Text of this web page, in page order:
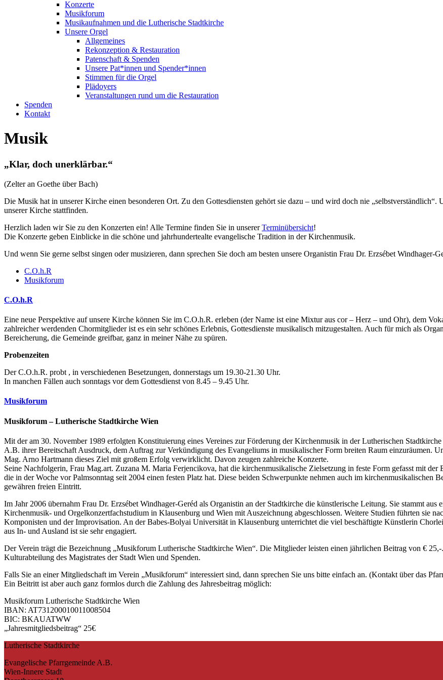
Konzerte
Musikforum
Musikaufnahmen und die Lutherische Stadtkirche
Unsere Orgel
Allgemeines
Rekonzeption & Restauration
Patenschaft & Spenden
Unsere Pat*innen und Spender*innen
Stimmen für die Orgel
Plädoyers
Veranstaltungen rund um die Restauration
Spenden
Kontakt
Musik
„Klar, doch unerklärbar.“
(Zelter an Goethe über Bach)
Die Musik hat in unserer Kirche einen besonderen Ort. Zu den Gottesdiensten gehört sie dazu – und wird doch nie
unserer Kirche stattfinden.
Herzlich laden wir Sie zu den Konzerten ein! Alle Termine finden Sie in unsererTerminübersicht!
Die Konzerte geben Einblicke in die schöne und jahrhundertealte evangelische Tradition in der Kirchenmusik.
Und wenn Sie gerne selbst singen oder musizieren, dann sprechen Sie doch am besten unsere Organistin Frau Dr. Erzsébet Windhager-
C.O.h.R
Musikforum
C.O.h.R
Eine neue Perspektive auf unsere Kirche können Sie im C.O.h.R. erleben (der Name ist eine Mixtur aus cor – Herz – und Ohr), dem
zahlreicher werdenden Chormitglieder ist es ein sehr schönes Erlebnis, Gottesdienste musikalisch mitzugestalten. Auch für mich als
Bereicherung, die Gemeinde greifbar, ganz in meiner Nähe zu spüren.
Probenzeiten
Der C.O.h.R. probt , in verschiedenen Besetzungen, donnerstags um 19.30-21.30 Uhr.
In manchen Fällen auch sonntags vor dem Gottesdienst von 8.45 – 9.45 Uhr.
Musikforum
Musikforum – Lutherische Stadtkirche Wien
Mit der am 30. November 1989 erfolgten Konstituierung eines Vereines zur Förderung der Kirchenmusik in der Lutherischen
A.B. ihrer Bereitschaft Ausdruck, dem Auftrag zur Verkündigung des Evangeliums in musikalischer Form breiten Raum einzuräumen.
Mag. Arno Hartmann dieses Ziel mit großem Erfolg verwirklicht. Davon zeugen zahlreiche Konzerte.
Seine Nachfolgerin, Frau Mag.art. Zuzana M. Maria Ferjencikova, hat die kirchenmusikalische Zielsetzung in feste Form gefasst mit
die in der Woche vor Palmsonntag seit 2004 einen festen Platz hat. Diese beiden Schwerpunkte nehmen auch im kirchenmusikalischen
gewähren freien Eintritt.
Im Jahr 2006 übernahm Frau Dr. Erzsébet Windhager-Geréd als Organistin an der Stadtkirche die künstlerische Leitung. Sie stammt
Kirchenmusik- und Orgelkonzertfachstudium in Klausenburg und Wien mit Auszeichnung abgeschlossen. Weitere Studien führten sie
Komponisten und der Improvisation. An der Babes-Bolyai Universität in Klausenburg unterrichtet die viel beschäftigte Künstlerin
aus In- und Ausland ist sie sehr engagiert.
Der Verein trägt die Bezeichnung „Musikforum Lutherische Stadtkirche Wien“. Die Mitglieder leisten einen jährlichen Beitrag von €
Kulturabteilung des Magistrates der Stadt Wien und Spenden.
Falls Sie an einer Mitgliedschaft im Verein „Musikforum“ interessiert sind, dann sprechen Sie uns bitte einfach an. (Kontakt über das
Ein Beitritt ist aber auch ganz formlos durch die Zahlung des Jahresbeitrag möglich:
Musikforum Lutherische Stadtkirche Wien
IBAN: AT731200010011008504
BIC: BKAUATWW
„Jahresmitgliedsbeitrag“ 25€
Lutherische Stadtkirche
Evangelische Pfarrgemeinde A.B.
Wien-Innere Stadt